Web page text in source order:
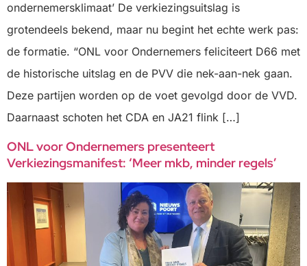
ondernemersklimaat’ De verkiezingsuitslag is
grotendeels bekend, maar nu begint het echte werk pas:
de formatie. “ONL voor Ondernemers feliciteert D66 met
de historische uitslag en de PVV die nek-aan-nek gaan.
Deze partijen worden op de voet gevolgd door de VVD.
Daarnaast schoten het CDA en JA21 flink […]
ONL voor Ondernemers presenteert
Verkiezingsmanifest: ‘Meer mkb, minder regels’